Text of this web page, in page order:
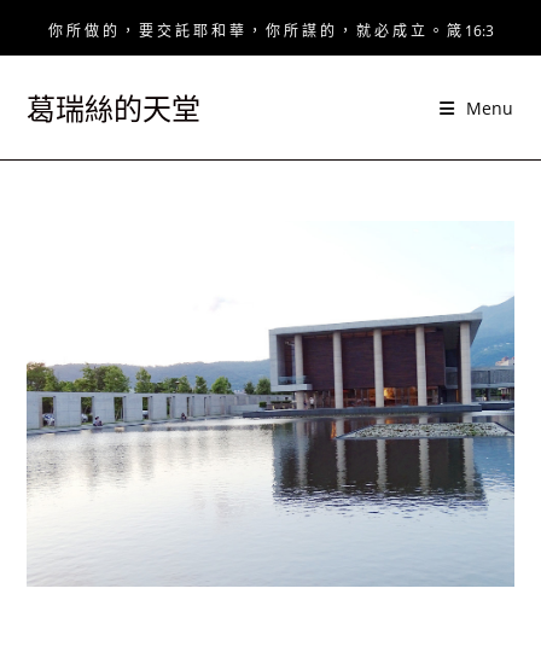
你 所 做 的 ， 要 交 託 耶 和 華 ， 你 所 謀 的 ， 就 必 成 立 。 箴 16:3
葛瑞絲的天堂 Menu